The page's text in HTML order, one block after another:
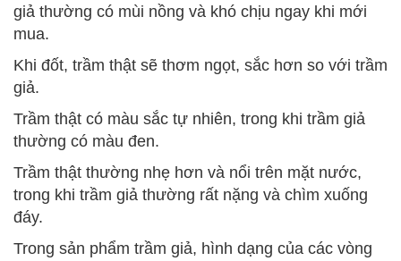
giả thường có mùi nồng và khó chịu ngay khi mới
mua.
Khi đốt, trầm thật sẽ thơm ngọt, sắc hơn so với trầm
giả.
Trầm thật có màu sắc tự nhiên, trong khi trầm giả
thường có màu đen.
Trầm thật thường nhẹ hơn và nổi trên mặt nước,
trong khi trầm giả thường rất nặng và chìm xuống
đáy.
Trong sản phẩm trầm giả, hình dạng của các vòng